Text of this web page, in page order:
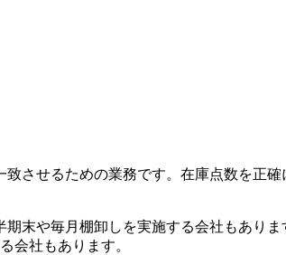
させるための業務です。在庫点数を正
末や毎月棚卸しを実施する会社もあり
会社もあります。